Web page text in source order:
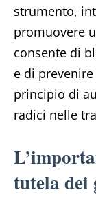
strumento,
promuovere
consente di
e di
principio di
radici nelle
tutela dei